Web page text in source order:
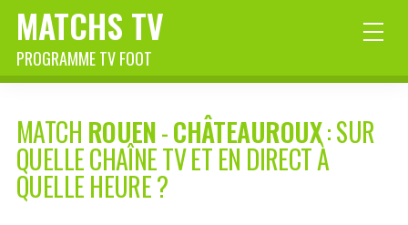
MATCHS TV
PROGRAMME TV FOOT
MATCH ROUEN-CHÂTEAUROUX: SUR
QUELLE CHAÎNE TV ET EN DIRECT À
QUELLE HEURE ?